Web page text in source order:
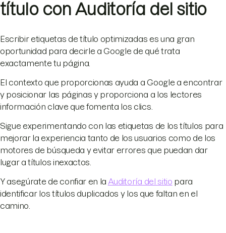
título con Auditoría del sitio
Escribir etiquetas de título optimizadas es una gran
oportunidad para decirle a Google de qué trata
exactamente tu página.
El contexto que proporcionas ayuda a Google a encontrar
y posicionar las páginas y proporciona a los lectores
información clave que fomenta los clics.
Sigue experimentando con las etiquetas de los títulos para
mejorar la experiencia tanto de los usuarios como de los
motores de búsqueda y evitar errores que puedan dar
lugar a títulos inexactos.
Y asegúrate de confiar en la Auditoría del sitio para
identificar los títulos duplicados y los que faltan en el
camino.